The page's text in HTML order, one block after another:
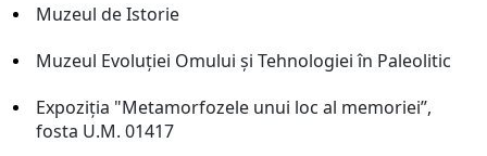
Muzeul de Istorie
Muzeul Evoluției Omului şi Tehnologiei în Paleolitic
Expoziția "Metamorfozele unui loc al memoriei”,
fosta U.M. 01417